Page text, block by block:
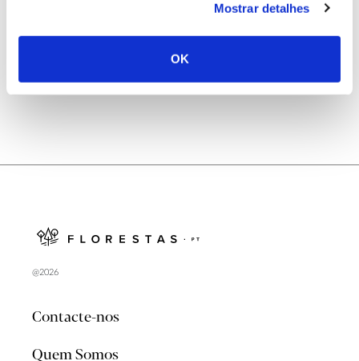
Mostrar detalhes
OK
Natureza e florestas procuram jovens voluntários
no verão 2026
@2026
Contacte-nos
Quem Somos